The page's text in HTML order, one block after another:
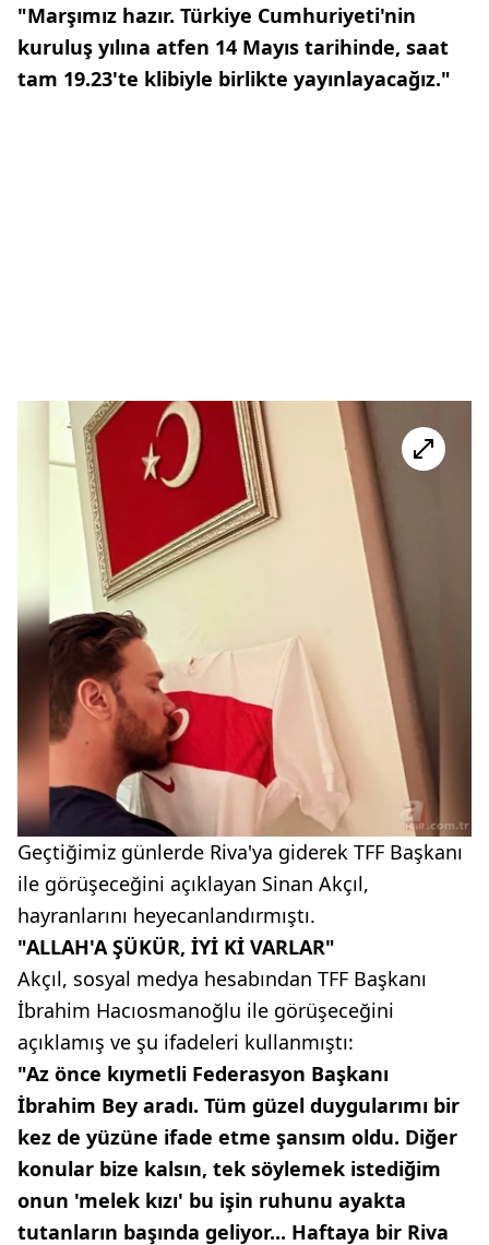
"Marşımız hazır. Türkiye Cumhuriyeti'nin
kuruluş yılına atfen 14 Mayıs tarihinde, saat
tam 19.23'te klibiyle birlikte yayınlayacağız."
Geçtiğimiz günlerde Riva'ya giderek TFF Başkanı
ile görüşeceğini açıklayan Sinan Akçıl,
hayranlarını heyecanlandırmıştı.
"ALLAH'A ŞÜKÜR, İYİ Kİ VARLAR"
Akçıl, sosyal medya hesabından TFF Başkanı
İbrahim Hacıosmanoğlu ile görüşeceğini
açıklamış ve şu ifadeleri kullanmıştı:
"Az önce kıymetli Federasyon Başkanı
İbrahim Bey aradı. Tüm güzel duygularımı bir
kez de yüzüne ifade etme şansım oldu. Diğer
konular bize kalsın, tek söylemek istediğim
onun 'melek kızı' bu işin ruhunu ayakta
tutanların başında geliyor... Haftaya bir Riva